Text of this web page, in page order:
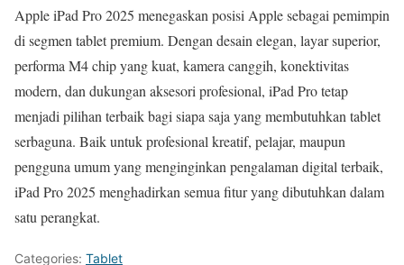
Apple iPad Pro 2025 menegaskan posisi Apple sebagai pemimpin
di segmen tablet premium. Dengan desain elegan, layar superior,
performa M4 chip yang kuat, kamera canggih, konektivitas
modern, dan dukungan aksesori profesional, iPad Pro tetap
menjadi pilihan terbaik bagi siapa saja yang membutuhkan tablet
serbaguna. Baik untuk profesional kreatif, pelajar, maupun
pengguna umum yang menginginkan pengalaman digital terbaik,
iPad Pro 2025 menghadirkan semua fitur yang dibutuhkan dalam
satu perangkat.
Categories: Tablet